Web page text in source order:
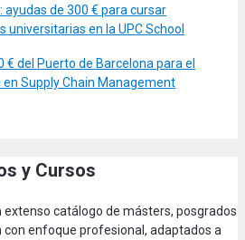
ayudas de 300 € para cursar
universitarias en la UPC School
€ del Puerto de Barcelona para el
Supply Chain Management
y Cursos
extenso catálogo de másters, posgrados
con enfoque profesional, adaptados a